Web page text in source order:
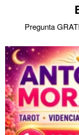
Pregunta